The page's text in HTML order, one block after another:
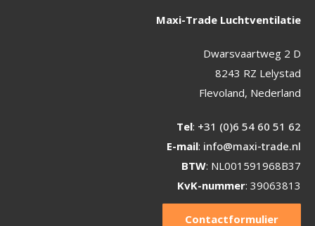
Maxi-Trade Luchtventilatie
Dwarsvaartweg 2 D
8243 RZ Lelystad
Flevoland, Nederland
Tel: +31 (0)6 54 60 51 62
E-mail: info@maxi-trade.nl
BTW: NL001591968B37
KvK-nummer: 39063813
Contactformulier